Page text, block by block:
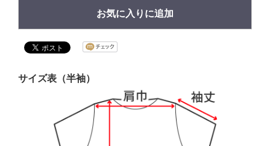
お気に入りに追加
サイズ表（半袖）